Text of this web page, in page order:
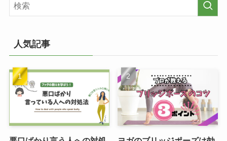
人気記事